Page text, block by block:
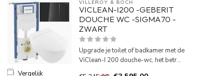
Vergelijk
VILLEROY & BOCH
VICLEAN-I200 -GEBERIT
DOUCHE WC -SIGMA70 -
ZWART
Upgrade je toilet of badkamer met de
ViClean-I 200 douche-wc, het betr...